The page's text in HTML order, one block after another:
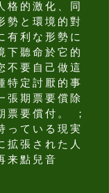
格的激化、同
勢と環境的對
有利な形勢に
下聽命於它的
不要自己做這
特定討厭的事
張期票要償除
票要償付。 ；
っている現実
拡張された人
来點兒音